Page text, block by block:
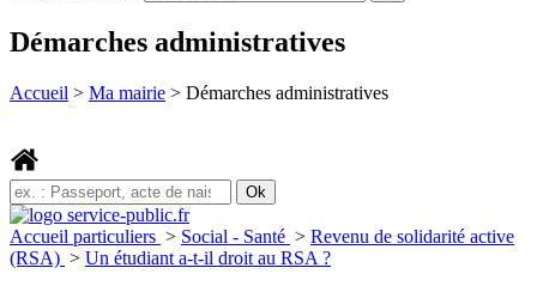
Démarches administratives
Accueil > Ma mairie > Démarches administratives
Accueil particuliers > Social - Santé > Revenu de solidarité active
(RSA) > Un étudiant a-t-il droit au RSA ?